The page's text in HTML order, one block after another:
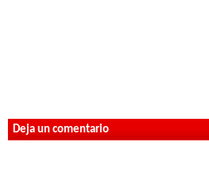
Deja un comentario